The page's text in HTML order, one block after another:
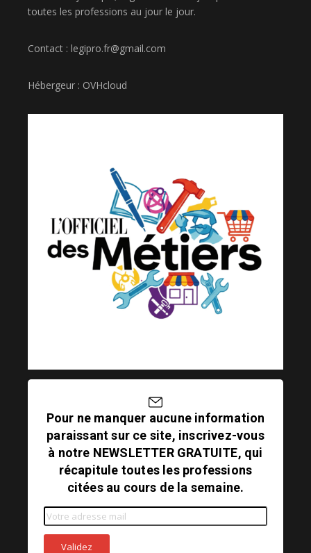
toutes les professions au jour le jour.
Contact : legipro.fr@gmail.com
Hébergeur : OVHcloud
Pour ne manquer aucune information
paraissant sur ce site, inscrivez-vous
à notre NEWSLETTER GRATUITE, qui
récapitule toutes les professions
citées au cours de la semaine.